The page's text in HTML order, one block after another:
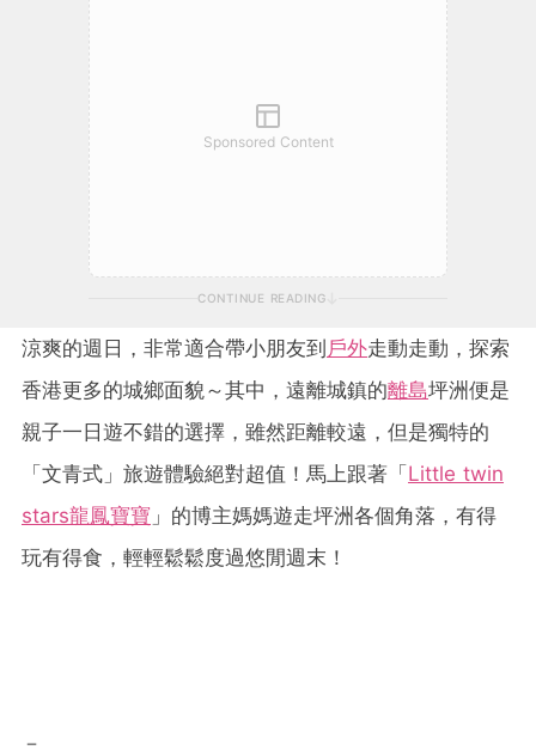
Sponsored Content
CONTINUE READING
涼爽的週日，非常適合帶小朋友到 戶外走動走動，探索
香港更多的城鄉面貌～其中，遠離城鎮的離島坪洲便是
親子一日遊不錯的選擇，雖然距離較遠，但是獨特的
「文青式」旅遊體驗絕對超值！馬上跟著「Little twin
stars龍鳳寶寶 」的博主媽媽遊走坪洲各個角落，有得
玩有得食，輕輕鬆鬆度過悠閒週末！
－